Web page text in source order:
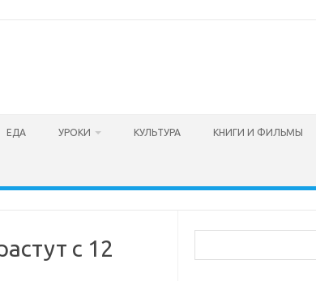
ЕДА УРОКИ КУЛЬТУРА КНИГИ И ФИЛЬМЫ
с 12